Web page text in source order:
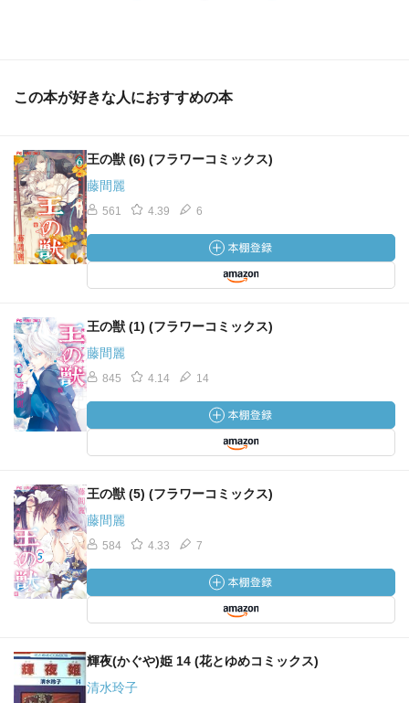
この本が好きな人におすすめの本
王の獣 (6) (フラワーコミックス)
藤間麗
561 4.39 6
王の獣 (1) (フラワーコミックス)
藤間麗
845 4.14 14
王の獣 (5) (フラワーコミックス)
藤間麗
584 4.33 7
輝夜(かぐや)姫 14 (花とゆめコミックス)
清水玲子